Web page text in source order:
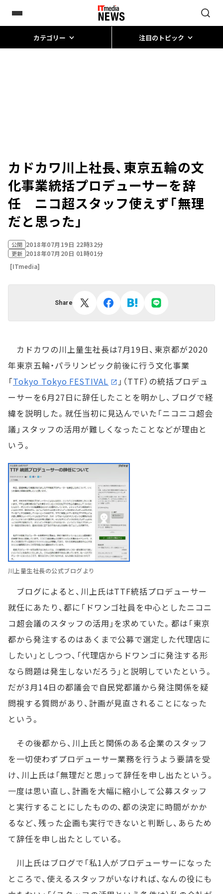
カテゴリー 注目のトピック
カドカワ川上社長、東京五輪の文
化事業統括プロデューサーを辞
任 ニコ超スタッフ使えず「無理
だと思った」
公開 2018年07月19日 22時32分
更新 2018年07月20日 01時01分
[ITmedia]
Share
カドカワの川上量生社長は7月19日、東京都が2020
年東京五輪・パラリンピック前後に行う文化事業
「Tokyo Tokyo FESTIVAL
」（TTF）の統括プロデュ
ーサーを6月27日に辞任したことを明かし、ブログで経
緯を説明した。就任当初に見込んでいた「ニコニコ超会
議」スタッフの活用が難しくなったことなどが理由と
いう。
川上量生社長の公式ブログより
ブログによると、川上氏はTTF統括プロデューサー
就任にあたり、都に「ドワンゴ社員を中心としたニコニ
コ超会議のスタッフの活用」を求めていた。都は「東京
都から発注するのはあくまで公募で選定した代理店に
したい」としつつ、「代理店からドワンゴに発注する形
なら問題は発生しないだろう」と説明していたという。
だが3月14日の都議会で自民党都議から発注関係を疑
問視する質問があり、計画が見直されることになった
という。
その後都から、川上氏と関係のある企業のスタッフ
を一切使わずプロデューサー業務を行うよう要請を受
け、川上氏は「無理だと思」って辞任を申し出たという。
一度は思い直し、計画を大幅に縮小して公募スタッフ
と実行することにしたものの、都の決定に時間がかか
るなど、残った企画も実行できないと判断し、あらため
て辞任を申し出たとしている。
川上氏はブログで「私1人がプロデューサーになった
ところで、使えるスタッフがいなければ、なんの役にも